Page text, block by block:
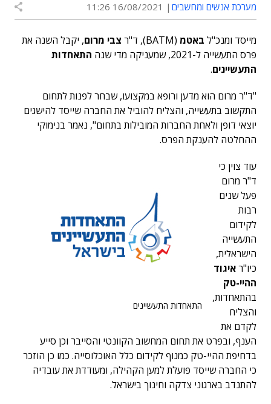
מערכת אנשים ומחשבים 16/08/2021 11:26
מייסד ומנכ"ל באטמ (BATM), ד"ר צבי מרום, יקבל השנה את
פרס התעשייה ל-2021, שמעניקה מדי שנה
התאחדות
התעשיינים.
"ד"ר מרום הוא מדען ורופא במקצועו, שבחר לפנות לתחום
התקשוב בתעשייה, והצליח להוביל את החברה שייסד להישגים
יוצאי דופן ולאחת החברות המובילות בתחום", נאמר בנימוקי
ההחלטה להענקת הפרס.
התאחדות התעשיינים
עוד צוין כי
ד"ר מרום
פעל שנים
רבות
לקידום
התעשייה
הישראלית,
כיו"ראיגוד
ההיי-טק
בהתאחדות,
והצליח
לקדם את
הענף, ובפרט את תחום המחשוב הקוונטי והסייבר וכן סייע
בדחיפת ההיי-טק כמנוף לקידום כלל האוכלוסייה. כמו כן הוזכר
כי החברה שייסד פועלת למען הקהילה, ומעודדת את עובדיה
להתנדב בארגוני צדקה וחינוך בישראל.